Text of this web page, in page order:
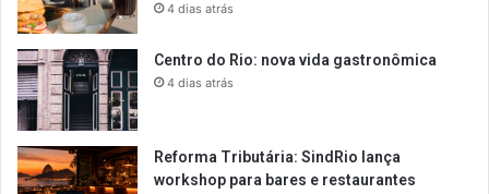
4 dias atrás
Centro do Rio: nova vida gastronômica
4 dias atrás
Reforma Tributária: SindRio lança
workshop para bares e restaurantes